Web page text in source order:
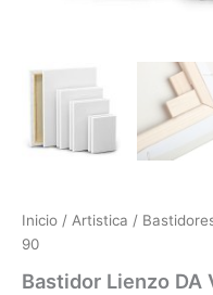
Inicio / Artistica /
90
Bastidor Lienzo DA